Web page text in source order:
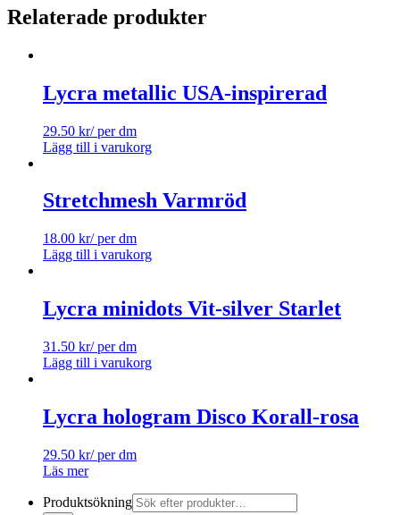
Relaterade produkter
Lycra metallic USA-inspirerad
29.50 kr/ per dm
Lägg till i varukorg
Stretchmesh Varmröd
18.00 kr/ per dm
Lägg till i varukorg
Lycra minidots Vit-silver Starlet
31.50 kr/ per dm
Lägg till i varukorg
Lycra hologram Disco Korall-rosa
29.50 kr/ per dm
Läs mer
Produktsökning